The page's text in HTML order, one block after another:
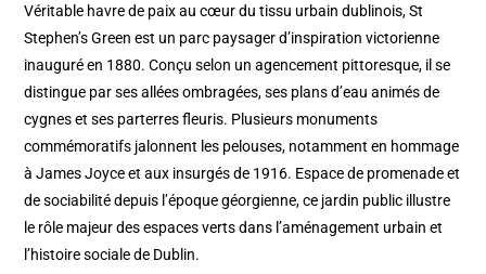
Véritable havre de paix au cœur du tissu urbain dublinois, St
Stephen’s Green est un parc paysager d’inspiration victorienne
inauguré en 1880. Conçu selon un agencement pittoresque, il se
distingue par ses allées ombragées, ses plans d’eau animés de
cygnes et ses parterres fleuris. Plusieurs monuments
commémoratifs jalonnent les pelouses, notamment en hommage
à James Joyce et aux insurgés de 1916. Espace de promenade et
de sociabilité depuis l’époque géorgienne, ce jardin public illustre
le rôle majeur des espaces verts dans l’aménagement urbain et
l’histoire sociale de Dublin.